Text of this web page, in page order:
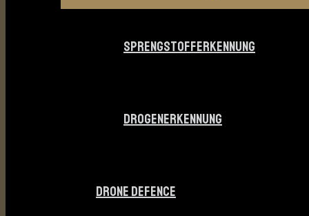
SPRENGSTOFFERKENNUNG
DROGENERKENNUNG
DRONE DEFENCE